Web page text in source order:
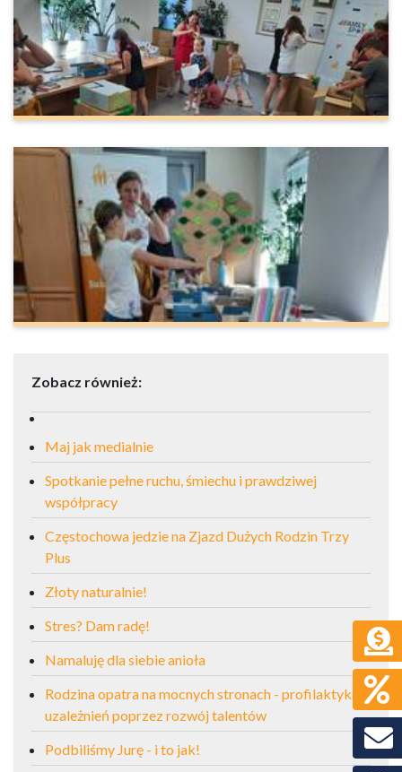
Zobacz również:
Maj jak medialnie
Spotkanie pełne ruchu, śmiechu i prawdziwej
współpracy
Częstochowa jedzie na Zjazd Dużych Rodzin Trzy
Plus
Złoty naturalnie!
Stres? Dam radę!
Namaluję dla siebie anioła
Rodzina opatra na mocnych stronach - profilaktyka
uzależnień poprzez rozwój talentów
Podbiliśmy Jurę - i to jak!